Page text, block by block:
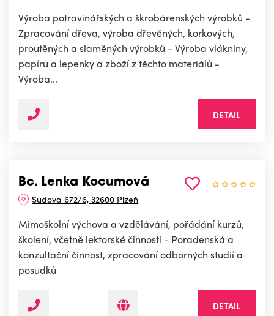
Výroba potravinářských a škrobárenských výrobků -
Zpracování dřeva, výroba dřevěných, korkových,
proutěných a slaměných výrobků - Výroba vlákniny,
papíru a lepenky a zboží z těchto materiálů -
Výroba...
DETAIL
Bc. Lenka Kocumová
Sudova 672/6, 32600 Plzeň
Mimoškolní výchova a vzdělávání, pořádání kurzů,
školení, včetně lektorské činnosti - Poradenská a
konzultační činnost, zpracování odborných studií a
posudků
DETAIL